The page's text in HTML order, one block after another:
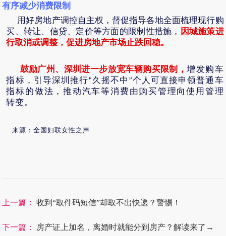
有序减少消费限制
用好房地产调控自主权，督促指导各地全面梳理现行购
买、转让、信贷、定价等方面的限制性措施，
因城施策进
行取消或调整，促进房地产市场止跌回稳。
鼓励广州、深圳进一步放宽车辆购买限制，增发购车
指标，引导深圳推行“久摇不中 ”个人可直接申领普通车
指标的做法，推动汽车等消费由购买管理向使用管理
转变。
源：全国妇联女性之声
上一篇： 收到“取件码短信”却取不出快递？警惕！
下一篇： 房产证上加名，离婚时就能分到房产？解读来了→